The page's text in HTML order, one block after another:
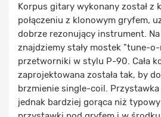
Korpus gitary wykonany został z
połączeniu z klonowym gryfem,
dobrze rezonujący instrument. Na
znajdziemy stały mostek "tune-
przetworniki w stylu P-90. Cała
zaprojektowana została tak, by
brzmienie single-coil.
jednak bardziej gorąca niż